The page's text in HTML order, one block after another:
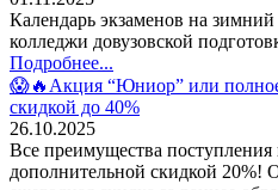
Календарь экзаменов на
колледжи довузовской
Подробнее...
😱🔥Акция “Юниор” или
скидкой до 40%
26.10.2025
Все преимущества
дополнительной скидкой 20%!